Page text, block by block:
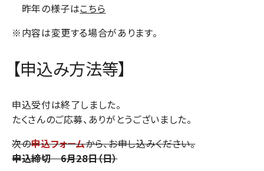
昨年の様子はこちら
※内容は変更する場合があります。
【申込み方法等】
申込受付は終了しました。
たくさんのご応募、ありがとうございました。
次の申込フォームから、お申し込みください。
申込締切 6月28日（日）